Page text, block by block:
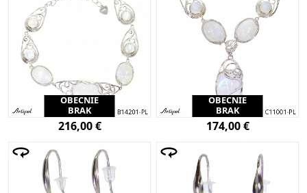
OBECNIE
BRAK
216,00 €
OBECNIE
BRAK
174,00 €